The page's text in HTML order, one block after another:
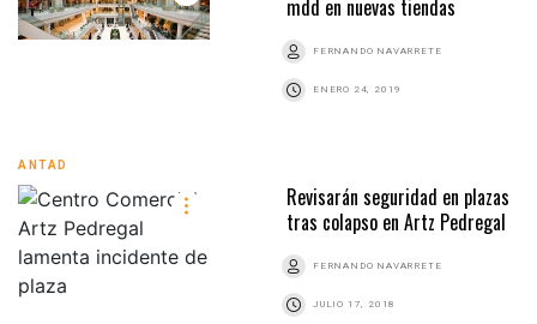
mdd en nuevas tiendas
FERNANDO NAVARRETE
ENERO 24, 2019
ANTAD
Revisarán seguridad en plazas
tras colapso en Artz Pedregal
FERNANDO NAVARRETE
JULIO 17, 2018